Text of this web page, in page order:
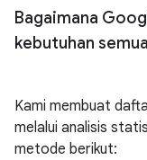
Bagaimana
kebutuhan
Kami membuat
melalui analisis
metode berikut: